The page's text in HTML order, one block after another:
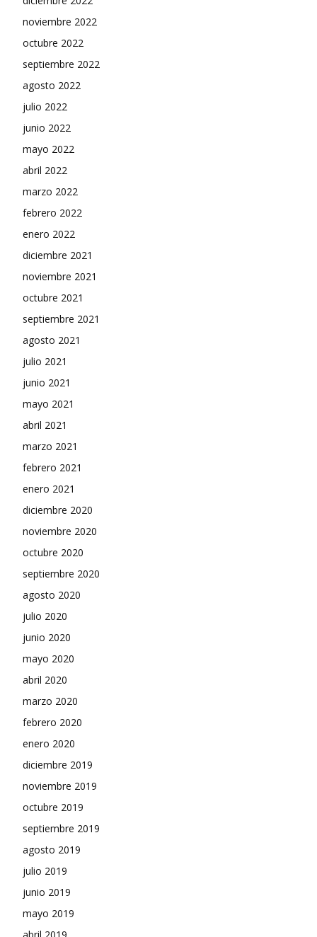
noviembre 2022
octubre 2022
septiembre 2022
agosto 2022
julio 2022
junio 2022
mayo 2022
abril 2022
marzo 2022
febrero 2022
enero 2022
diciembre 2021
noviembre 2021
octubre 2021
septiembre 2021
agosto 2021
julio 2021
junio 2021
mayo 2021
abril 2021
marzo 2021
febrero 2021
enero 2021
diciembre 2020
noviembre 2020
octubre 2020
septiembre 2020
agosto 2020
julio 2020
junio 2020
mayo 2020
abril 2020
marzo 2020
febrero 2020
enero 2020
diciembre 2019
noviembre 2019
octubre 2019
septiembre 2019
agosto 2019
julio 2019
junio 2019
mayo 2019